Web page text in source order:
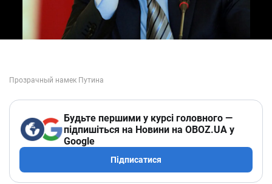
Будьте першими у курсі головного —
підпишіться на Новини на OBOZ.UA у
Google
Підписатися